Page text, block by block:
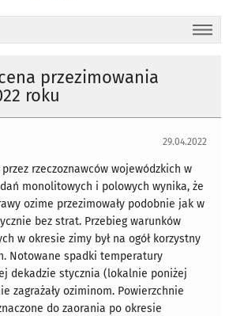
przezimowania
roku
29.04.2022
rzeczoznawców wojewódzkich w
monolitowych i polowych wynika, że
ozime przezimowały podobnie jak w
bez strat. Przebieg warunków
w okresie zimy był na ogół korzystny
Notowane spadki temperatury
dekadzie stycznia (lokalnie poniżej
zagrażały oziminom. Powierzchnie
do zaorania po okresie